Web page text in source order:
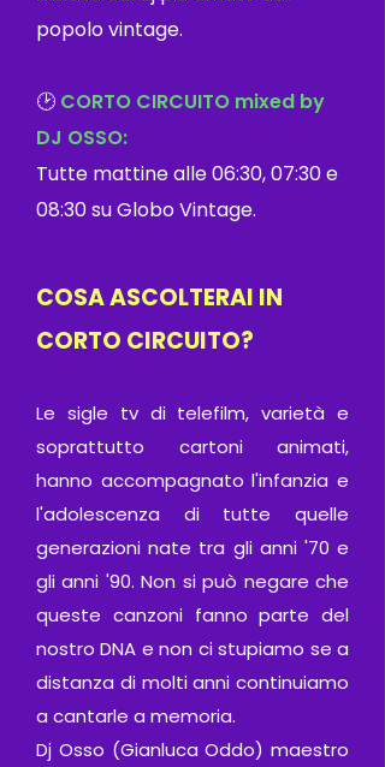
popolo vintage.
🕑 CORTO CIRCUITO mixed by
DJ OSSO:
Tutte mattine alle 06:30, 07:30 e
08:30 su Globo Vintage.
COSA ASCOLTERAI IN
CORTO CIRCUITO?
Le sigle tv di telefilm, varietà e
soprattutto cartoni animati,
hanno accompagnato l'infanzia e
l'adolescenza di tutte quelle
generazioni nate tra gli anni '70 e
gli anni '90. Non si può negare che
queste canzoni fanno parte del
nostro DNA e non ci stupiamo se a
distanza di molti anni continuiamo
a cantarle a memoria.
Dj Osso (Gianluca Oddo) maestro